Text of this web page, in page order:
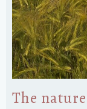
The nature